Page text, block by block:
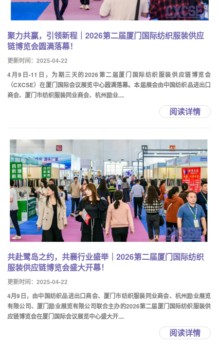
聚力共赢，引领新程｜2026第二届厦门国际纺织服装供应
链博览会圆满落幕！
更新时间：2025-04-22
4月9日-11日，为期三天的2026第二届厦门国际纺织服装供应链博览会
（CXCSE）在厦门国际会议展览中心圆满落幕。本届展会由中国纺织品进出口
商会、厦门市纺织服装同业商会、杭州励业....
阅读详情
共赴鹭岛之约，共襄行业盛举｜2026第二届厦门国际纺织
服装供应链博览会盛大开幕！
更新时间：2025-04-22
4月9日，由中国纺织品进出口商会、厦门市纺织服装同业商会、杭州励业展览
有限公司、厦门励业展览有限公司联合主办的2026第二届厦门国际纺织服装供
应链博览会在厦门国际会议展览中心盛大开....
阅读详情